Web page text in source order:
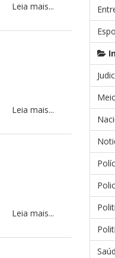
Leia mais...
Leia mais...
Leia mais...